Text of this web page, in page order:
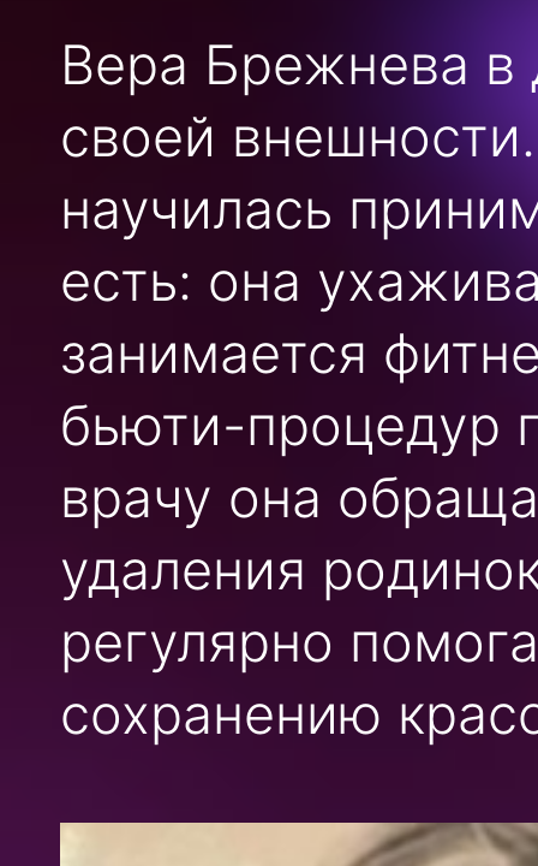
Вера Брежнева в
своей
научилась
есть: она
занимается
бьюти-процедур
врачу она
удаления
регулярно
сохранению